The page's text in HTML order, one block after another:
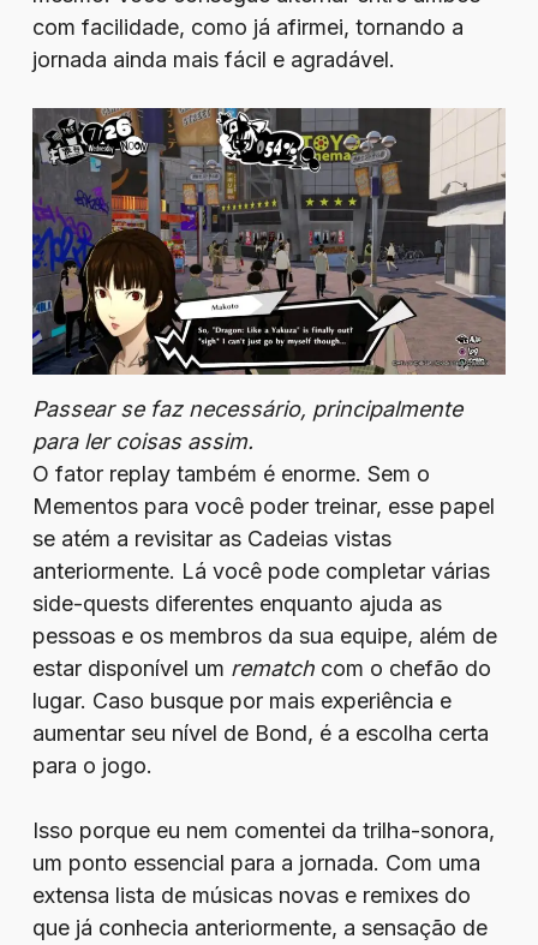
com facilidade, como já afirmei, tornando a
jornada ainda mais fácil e agradável.
Passear se faz necessário, principalmente
para ler coisas assim.
O fator replay também é enorme. Sem o
Mementos para você poder treinar, esse papel
se atém a revisitar as Cadeias vistas
anteriormente. Lá você pode completar várias
side-quests diferentes enquanto ajuda as
pessoas e os membros da sua equipe, além de
estar disponível um rematchcom o chefão do
lugar. Caso busque por mais experiência e
aumentar seu nível de Bond, é a escolha certa
para o jogo.
Isso porque eu nem comentei da trilha-sonora,
um ponto essencial para a jornada. Com uma
extensa lista de músicas novas e remixes do
que já conhecia anteriormente, a sensação de